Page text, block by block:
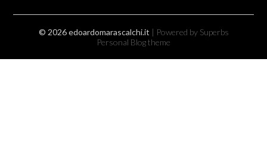
© 2026 edoardomarascalchi.it | Powered by Superbs
Personal Blog theme